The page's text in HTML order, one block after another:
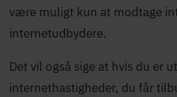
være muligt kun at modtage
internetudbydere.
Det vil også sige at hvis du er
internethastigheder, du får